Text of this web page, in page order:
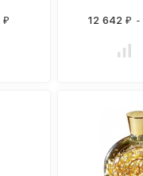
₽ 12 642₽ -